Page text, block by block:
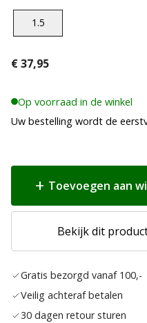
1.5
€37,95
Op voorraad in de winkel
Uw bestelling wordt de
Toevoegen aan
Bekijk dit
Gratis bezorgd vanaf 100,-
Veilig achteraf betalen
30 dagen retour sturen